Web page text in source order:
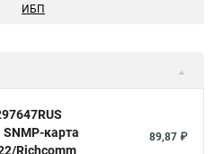
ИБП
карта
Richcomm
89,87 ₽